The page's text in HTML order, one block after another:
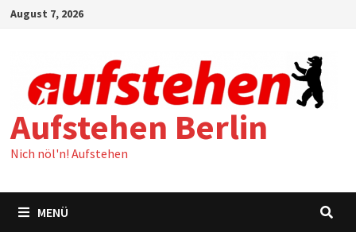
ZumAugust 7, 2026
Aufstehen Berlin
Nich nöl'n! Aufstehen
MENÜ